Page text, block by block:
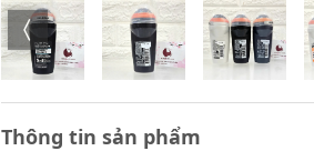
Thông tin sản phẩm